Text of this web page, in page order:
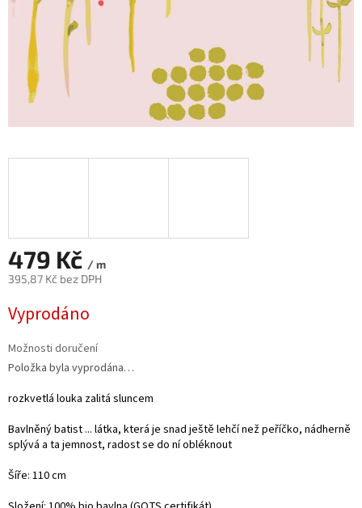
479 Kč / m
395,87 Kč bez DPH
cena:
Vyprodáno
Možnosti doručení
Položka byla vyprodána…
rozkvetlá louka zalitá sluncem
Bavlněný batist ... látka, která je snad ještě lehčí než peříčko, nádherně
splývá a ta jemnost, radost se do ní obléknout
Šíře: 110 cm